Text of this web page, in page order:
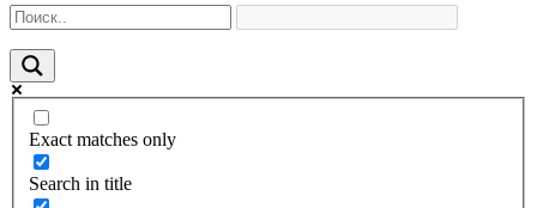
Exact matches only
Search in title